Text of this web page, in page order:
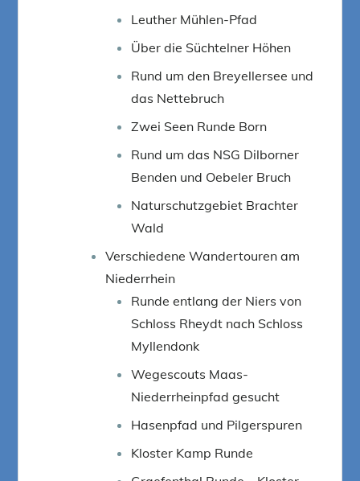
Leuther Mühlen-Pfad
Über die Süchtelner Höhen
Rund um den Breyellersee und
das Nettebruch
Zwei Seen Runde Born
Rund um das NSG Dilborner
Benden und Oebeler Bruch
Naturschutzgebiet Brachter
Wald
Verschiedene Wandertouren am
Niederrhein
Runde entlang der Niers von
Schloss Rheydt nach Schloss
Myllendonk
Wegescouts Maas-
Niederrheinpfad gesucht
Hasenpfad und Pilgerspuren
Kloster Kamp Runde